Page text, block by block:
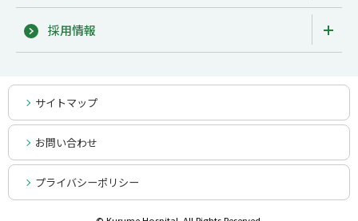
採用情報
サイトマップ
お問い合わせ
プライバシーポリシー